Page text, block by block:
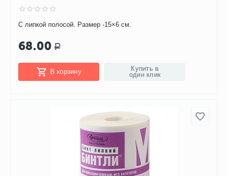
С липкой полосой. Размер -15×6 см.
68.00 Р
В корзину
Купить в
один клик